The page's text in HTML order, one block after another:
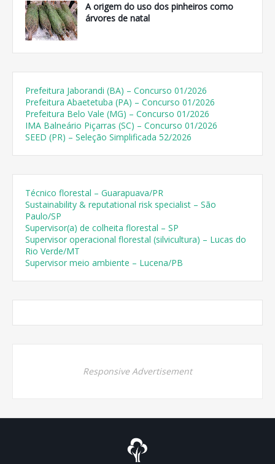
A origem do uso dos pinheiros como
árvores de natal
Prefeitura Jaborandi (BA) – Concurso 01/2026
Prefeitura Abaetetuba (PA) – Concurso 01/2026
Prefeitura Belo Vale (MG) – Concurso 01/2026
IMA Balneário Piçarras (SC) – Concurso 01/2026
SEED (PR) – Seleção Simplificada 52/2026
Técnico florestal – Guarapuava/PR
Sustainability & reputational risk specialist – São
Paulo/SP
Supervisor(a) de colheita florestal – SP
Supervisor operacional florestal (silvicultura) – Lucas do
Rio Verde/MT
Supervisor meio ambiente – Lucena/PB
Responsive Advertisement